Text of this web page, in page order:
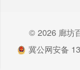
© 2026 廊坊
冀公网安备